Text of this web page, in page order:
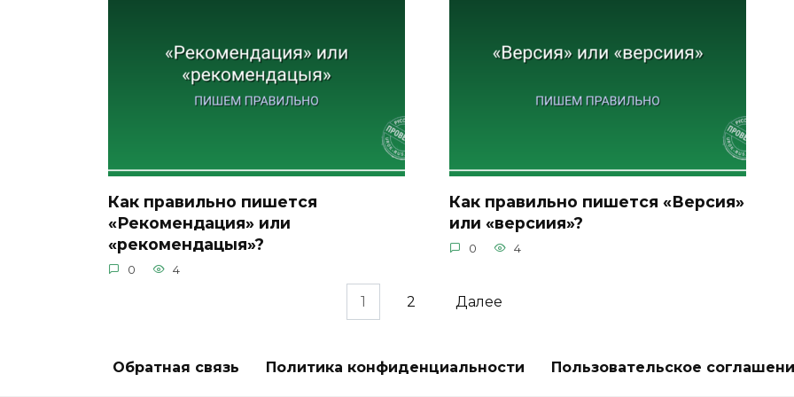
Как правильно пишется
«Рекомендация» или
«рекомендацыя»?
0 4
Как правильно пишется «Версия»
или «версиия»?
0 4
1 2 Далее
Обратная связь Политика конфиденциальности Пользовательское